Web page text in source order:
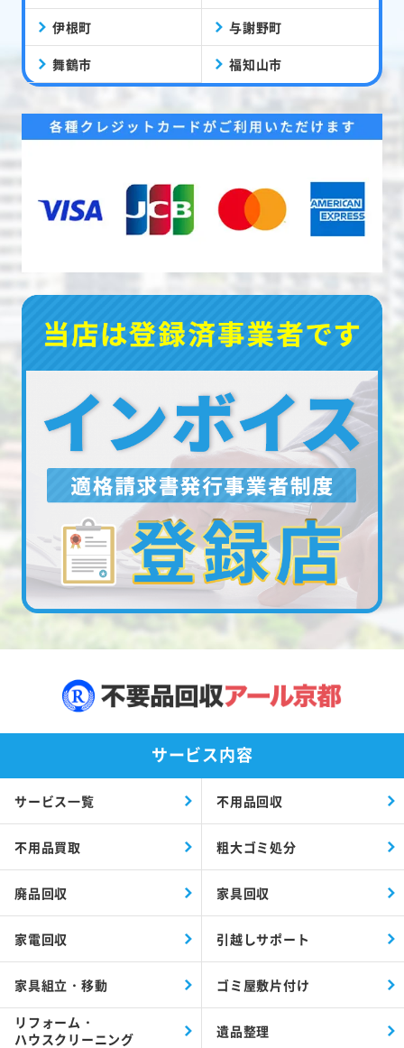
伊根町 与謝野町
舞鶴市 福知山市
サービス内容
サービス一覧 不用品回収
不用品買取 粗大ゴミ処分
廃品回収 家具回収
家電回収 引越しサポート
家具組立・移動 ゴミ屋敷片付け
リフォーム・
ハウスクリーニング
遺品整理